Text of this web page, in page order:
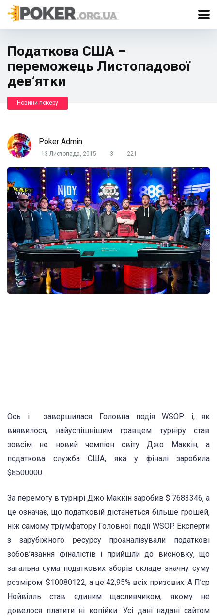
Податкова США –
переможець Листопадової
дев’ятки
Новини покеру
Poker Admin
13 Листопада, 2015 3 221
Ось і завершилася Головна подія WSOP і, як
виявилося, найуспішнішим гравцем турніру став
зовсім не новий чемпіон світу Джо Маккін, а
податкова служба США, яка у фіналі заробила
$8500000.
За перемогу в турнірі Джо Маккін заробив $ 7683346, а
це означає, що податковій дістанеться більше грошей,
ніж самому тріумфатору Головної події WSOP. Експерти
з зарубіжного ресурсу проаналізували податкові
зобов’язання фіналістів і прийшли до висновку, що
загальна сума податкових зборів складе значну суму
розміром $10080122, а це 42,95% всіх призових. А П’єр
Нойвілль став єдиним щасливчиком, якому не
довелося платити ні копійки. Усі дані надані сайтом